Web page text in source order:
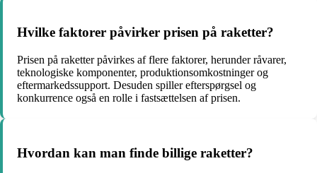
Hvilke faktorer påvirker prisen på raketter?
Prisen på raketter påvirkes af flere faktorer, herunder råvarer,
teknologiske komponenter, produktionsomkostninger og
eftermarkedssupport. Desuden spiller efterspørgsel og
konkurrence også en rolle i fastsættelsen af prisen.
Hvordan kan man finde billige raketter?